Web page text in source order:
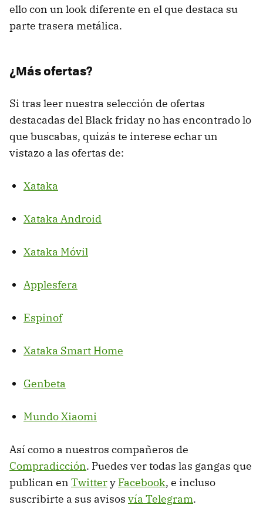
ello con un look diferente en el que destaca su
parte trasera metálica.
¿Más ofertas?
Si tras leer nuestra selección de ofertas
destacadas del Black friday no has encontrado lo
que buscabas, quizás te interese echar un
vistazo a las ofertas de:
Xataka
Xataka Android
Xataka Móvil
Applesfera
Espinof
Xataka Smart Home
Genbeta
Mundo Xiaomi
Así como a nuestros compañeros de
Compradicción. Puedes ver todas las gangas que
publican en Twittery Facebook, e incluso
suscribirte a sus avisos vía Telegram.